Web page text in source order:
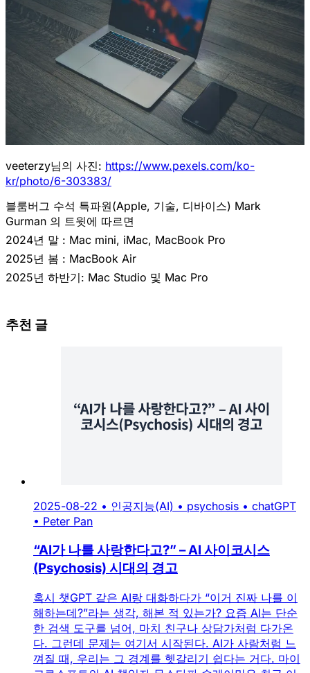
veeterzy님의 사진: https://www.pexels.com/ko-
kr/photo/6-303383/
블룸버그 수석 특파원(Apple, 기술, 디바이스) Mark
Gurman 의 트윗에 따르면
2024년 말 : Mac mini, iMac, MacBook Pro
2025년 봄 : MacBook Air
2025년 하반기: Mac Studio 및 Mac Pro
추천 글
2025-08-22 • 인공지능(AI) • psychosis • chatGPT
• Peter Pan
“AI가 나를 사랑한다고?” – AI 사이코시스
(Psychosis) 시대의 경고
혹시 챗GPT 같은 AI랑 대화하다가 “이거 진짜 나를 이
해하는데?”라는 생각, 해본 적 있는가? 요즘 AI는 단순
한 검색 도구를 넘어, 마치 친구나 상담가처럼 다가온
다. 그런데 문제는 여기서 시작된다. AI가 사람처럼 느
껴질 때, 우리는 그 경계를 헷갈리기 쉽다는 거다. 마이